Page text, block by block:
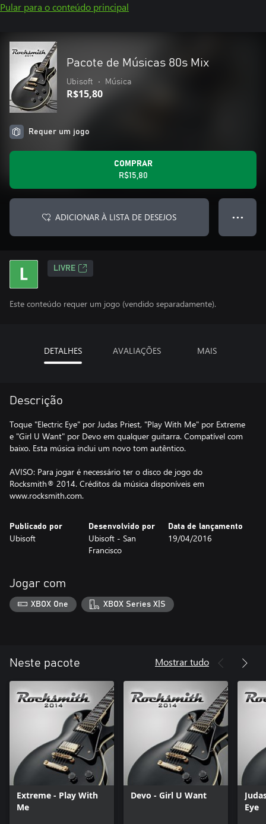
Pular para o conteúdo principal
Pacote de Músicas 80s Mix
Ubisoft • Música
R$15,80
Requer um jogo
COMPRAR
R$15,80
ADICIONAR À LISTA DE DESEJOS ● ● ●
LIVRE
Este conteúdo requer um jogo (vendido separadamente).
DETALHES AVALIAÇÕES MAIS
Descrição
Toque "Electric Eye" por Judas Priest, "Play With Me" por Extreme
e "Girl U Want" por Devo em qualquer guitarra. Compatível com
baixo. Esta música inclui um novo tom autêntico.
AVISO: Para jogar é necessário ter o disco de jogo do
Rocksmith® 2014. Créditos da música disponíveis em
www.rocksmith.com.
Publicado por
Ubisoft
Desenvolvido por
Ubisoft - San
Francisco
Data de lançamento
19/04/2016
Jogar com
XBOX One XBOX Series X|S
Neste pacote Mostrar tudo
Extreme - Play With
Me
Devo - Girl U Want
Eye